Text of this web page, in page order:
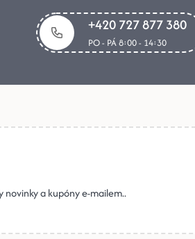
+420 727 877 380
PO - PÁ 8:00 - 14:30
novinky a kupóny e-mailem..